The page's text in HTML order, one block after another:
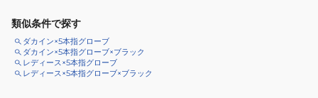
類似条件で探す
ダカイン×5本指グローブ
ダカイン×5本指グローブ×ブラック
レディース×5本指グローブ
レディース×5本指グローブ×ブラック